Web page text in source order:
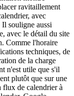
ravitaillement
avec
souligne aussi
avec le détail du site
Comme l'horaire
techniques, de
de la charge
n'est utile que s'il
plutôt que sur une
flux de calendrier à